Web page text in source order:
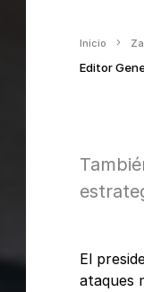
Inicio
Editor
El
ataques